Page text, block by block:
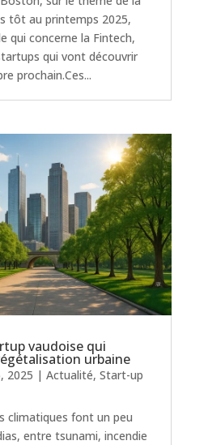
tôt au printemps 2025,
qui concerne la Fintech,
qui vont découvrir
prochain.Ces...
vaudoise qui
urbaine
2025 | Actualité, Start-up
climatiques font un peu
entre tsunami, incendie